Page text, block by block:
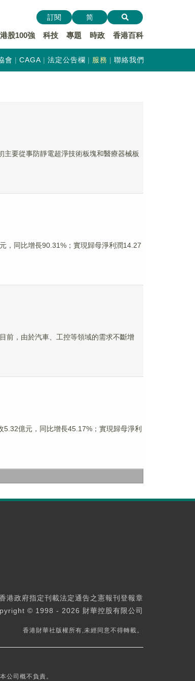
港股100強 科技 專題 時政 香港百科
訂閱 简
會 CAGA 法定公告欄 服務 聯絡我們
要從事防靜電超淨技術板塊和醫療器械板
，同比增長90.31%；實現歸母淨利潤14.27
前，由於汽車、工控等領域的需求不斷增
億元，同比增長45.17%；實現歸母淨利
港政府指定刊載法定通告之憲報刊登報章
© 1998 - 2026 財華控股有限公司
香港財華社版權所有,未經同意不得轉載。
公司概不負責。